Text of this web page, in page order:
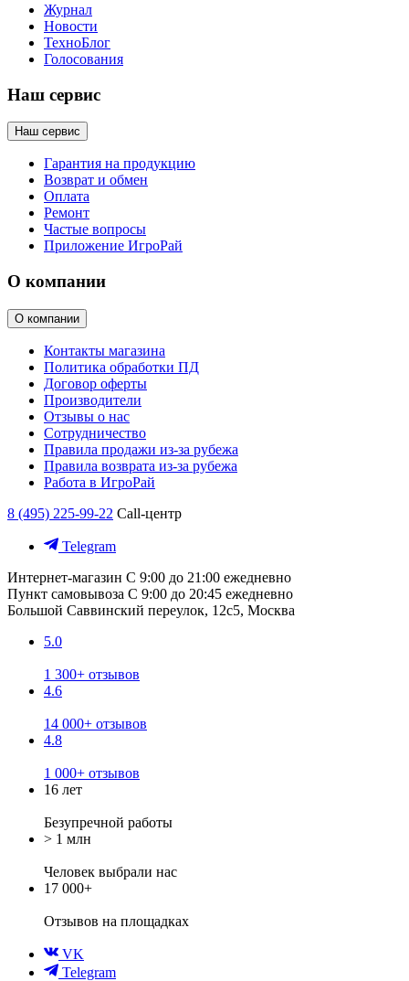
Журнал
Новости
ТехноБлог
Голосования
Наш сервис
Наш сервис
Гарантия на продукцию
Возврат и обмен
Оплата
Ремонт
Частые вопросы
Приложение ИгроРай
О компании
О компании
Контакты магазина
Политика обработки ПД
Договор оферты
Производители
Отзывы о нас
Сотрудничество
Правила продажи из-за рубежа
Правила возврата из-за рубежа
Работа в ИгроРай
8 (495) 225-99-22 Call-центр
Telegram
Интернет-магазин С 9:00 до 21:00 ежедневно
Пункт самовывоза С 9:00 до 20:45 ежедневно
Большой Саввинский переулок, 12с5, Москва
5.0
1 300+ отзывов
4.6
14 000+ отзывов
4.8
1 000+ отзывов
16 лет
Безупречной работы
> 1 млн
Человек выбрали нас
17 000+
Отзывов на площадках
VK
Telegram